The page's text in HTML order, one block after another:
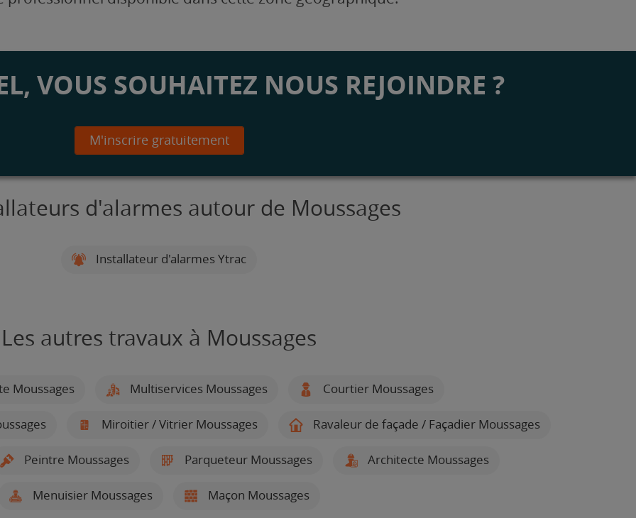
VOUS SOUHAITEZ NOUS REJOINDRE ?
M'inscrire gratuitement
d'alarmes autour de Moussages
Installateur d'alarmes Ytrac
Les autres travaux à Moussages
Moussages Multiservices Moussages Courtier Moussages
Miroitier / Vitrier Moussages Ravaleur de façade / Façadier Moussages
Peintre Moussages Parqueteur Moussages Architecte Moussages
Menuisier Moussages Maçon Moussages